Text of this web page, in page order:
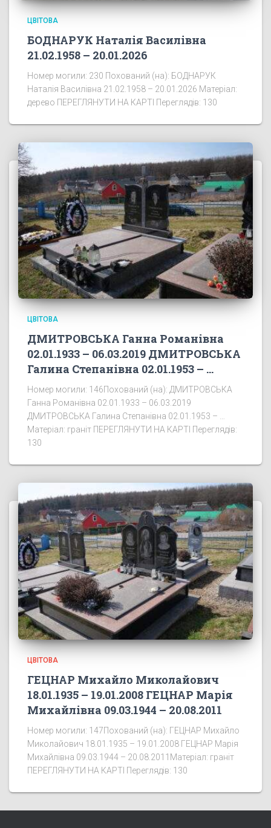
ЦВІТОВА
БОДНАРУК Наталія Василівна
21.02.1958 – 20.01.2026
Номер могили: 230 Похований (на): БОДНАРУК
Наталія Василівна 21.02.1958 – 20.01.2026 Матеріал:
дерево ПЕРЕГЛЯНУТИ НА КАРТІ Переглядів: 130
ЦВІТОВА
ДМИТРОВСЬКА Ганна Романівна
02.01.1933 – 06.03.2019 ДМИТРОВСЬКА
Галина Степанівна 02.01.1953 – …
Номер могили: 146Похований (на): ДМИТРОВСЬКА
Ганна Романівна 02.01.1933 – 06.03.2019
ДМИТРОВСЬКА Галина Степанівна 02.01.1953 – …
Матеріал: граніт ПЕРЕГЛЯНУТИ НА КАРТІ Переглядів:
130
ЦВІТОВА
ГЕЦНАР Михайло Миколайович
18.01.1935 – 19.01.2008 ГЕЦНАР Марія
Михайлівна 09.03.1944 – 20.08.2011
Номер могили: 147Похований (на): ГЕЦНАР Михайло
Миколайович 18.01.1935 – 19.01.2008 ГЕЦНАР Марія
Михайлівна 09.03.1944 – 20.08.2011Матеріал: граніт
ПЕРЕГЛЯНУТИ НА КАРТІ Переглядів: 130